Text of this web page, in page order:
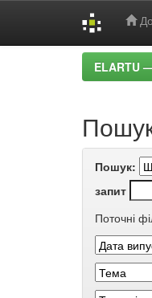
ELARTU
Пошук:
запит
Поточні